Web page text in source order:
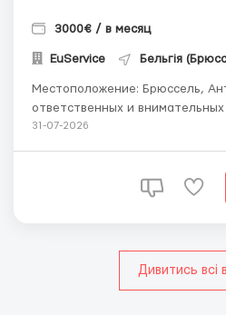
3000€ / в месяц
EuService Бельгія
Местоположение: Брюссель, Антверпен Мы
ответственных и
производство бортового
современном производстве с
31-07-2026
Дивитись всі